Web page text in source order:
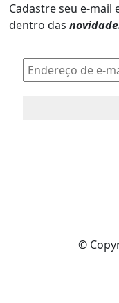
Cadastre seu e-mail
dentro das
©